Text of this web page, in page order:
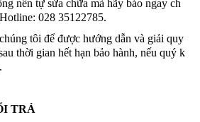
nên tự sửa chữa mà hãy báo ngay ch
028 35122785.
tôi để được hướng dẫn và giải quy
thời gian hết hạn bảo hành, nếu quý k
TRẢ